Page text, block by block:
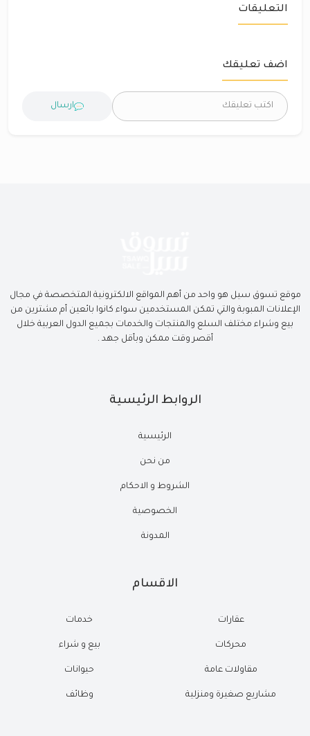
التعليقات
اضف تعليقك
ارسال
موقع تسوق سيل هو واحد من أهم المواقع الالكترونية المتخصصة في مجال
الإعلانات المبوبة والتي تمكن المستخدمين سواء كانوا بائعين أم مشترين من
بيع وشراء مختلف السلع والمنتجات والخدمات بجميع الدول العربية خلال
أقصر وقت ممكن وبأقل جهد .
الروابط الرئيسية
الرئيسية
من نحن
الشروط و الاحكام
الخصوصية
المدونة
الاقسام
عقارات
محركات
مقاولات عامة
مشاريع صغيرة ومنزلية
خدمات
بيع و شراء
حيوانات
وظائف